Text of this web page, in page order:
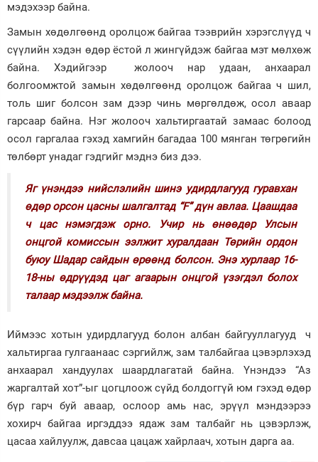
мэдэхээр байна.
Замын хөдөлгөөнд оролцож байгаа тээврийн хэрэгслүүд ч
сүүлийн хэдэн өдөр ёстой л жингүйдэж байгаа мэт мөлхөж
байна. Хэдийгээр жолооч нар удаан, анхаарал
болгоомжтой замын хөдөлгөөнд оролцож байгаа ч шил,
толь шиг болсон зам дээр чинь мөргөлдөж, осол аваар
гарсаар байна. Нэг жолооч хальтиргаатай замаас болоод
осол гаргалаа гэхэд хамгийн багадаа 100 мянган төгрөгийн
төлбөрт унадаг гэдгийг мэднэ биз дээ.
Яг үнэндээ нийслэлийн шинэ удирдлагууд гуравхан
өдөр орсон цасны шалгалтад “F” дүн авлаа. Цаашдаа
ч цас нэмэгдэж орно. Учир нь өнөөдөр Улсын
онцгой комиссын ээлжит хуралдаан Төрийн ордон
буюу Шадар сайдын өрөөнд болсон. Энэ хурлаар 16-
18-ны өдрүүдэд цаг агаарын онцгой үзэгдэл болох
талаар мэдээлж байна.
Иймээс хотын удирдлагууд болон албан байгууллагууд ч
хальтиргаа гулгаанаас сэргийлж, зам талбайгаа цэвэрлэхэд
анхаарал хандуулах шаардлагатай байна. Үнэндээ “Аз
жаргалтай хот”-ыг цогцлоож сүйд болдоггүй юм гэхэд өдөр
бүр гарч буй аваар, ослоор амь нас, эрүүл мэндээрээ
хохирч байгаа иргэддээ ядаж зам талбайг нь цэвэрлэж,
цасаа хайлуулж, давсаа цацаж хайрлаач, хотын дарга аа.